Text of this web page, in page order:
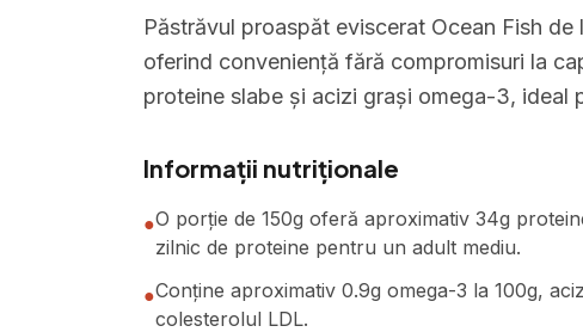
Păstrăvul proaspăt eviscerat Ocean Fish
oferind conveniență fără compromisuri la
proteine slabe și acizi grași omega-3, ideal
Informații nutriționale
●O porție de 150g oferă aproximativ 34g
zilnic de proteine pentru un adult mediu.
●Conține aproximativ 0.9g omega-3 la 100g,
colesterolul LDL.